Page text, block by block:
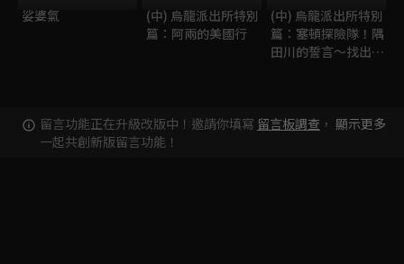
娑婆氣
(中) 烏龍派出所特別
篇：阿兩的美國行
(中) 烏龍派出所特別
篇：塞頓探險隊！隅
田川的誓言～找出記
留言功能正在升級改版中！邀請你填寫 留言板調查 ，
一起共創新版留言功能！
顯示更多